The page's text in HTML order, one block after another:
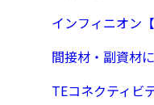
インフィニオン
間接材・副資材
TEコネクティビ